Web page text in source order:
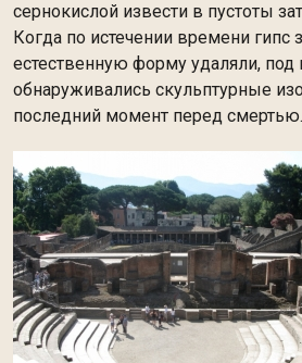
сернокислой извести в пустоты
Когда по истечении времени гипс
естественную форму удаляли, под
обнаруживались скульптурные
последний момент перед смертью.